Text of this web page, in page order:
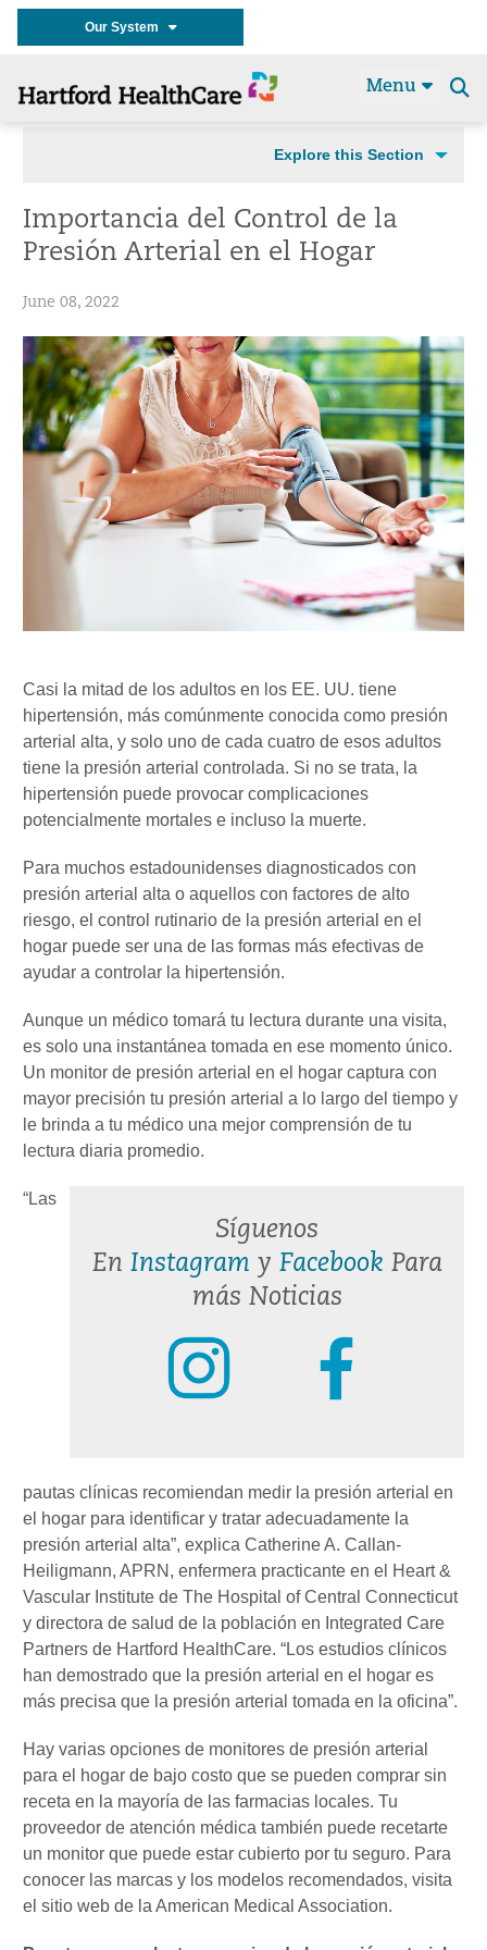
Our System
Menu
Explore this Section
Importancia del Control de la
Presión Arterial en el Hogar
June 08, 2022
Casi la mitad de los adultos en los EE. UU. tiene
hipertensión, más comúnmente conocida como presión
arterial alta, y solo uno de cada cuatro de esos adultos
tiene la presión arterial controlada. Si no se trata, la
hipertensión puede provocar complicaciones
potencialmente mortales e incluso la muerte.
Para muchos estadounidenses diagnosticados con
presión arterial alta o aquellos con factores de alto
riesgo, el control rutinario de la presión arterial en el
hogar puede ser una de las formas más efectivas de
ayudar a controlar la hipertensión.
Aunque un médico tomará tu lectura durante una visita,
es solo una instantánea tomada en ese momento único.
Un monitor de presión arterial en el hogar captura con
mayor precisión tu presión arterial a lo largo del tiempo y
le brinda a tu médico una mejor comprensión de tu
lectura diaria promedio.
Síguenos
En Instagram y Facebook Para
más Noticias
“Las
pautas clínicas recomiendan medir la presión arterial en
el hogar para identificar y tratar adecuadamente la
presión arterial alta”, explica Catherine A. Callan-
Heiligmann, APRN, enfermera practicante en el Heart &
Vascular Institute de The Hospital of Central Connecticut
y directora de salud de la población en Integrated Care
Partners de Hartford HealthCare. “Los estudios clínicos
han demostrado que la presión arterial en el hogar es
más precisa que la presión arterial tomada en la oficina”.
Hay varias opciones de monitores de presión arterial
para el hogar de bajo costo que se pueden comprar sin
receta en la mayoría de las farmacias locales. Tu
proveedor de atención médica también puede recetarte
un monitor que puede estar cubierto por tu seguro. Para
conocer las marcas y los modelos recomendados, visita
el sitio web de la American Medical Association.